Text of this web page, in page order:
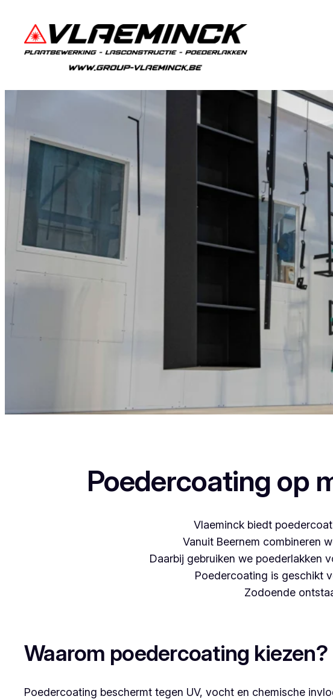
Poedercoating op
Vlaeminck biedt
Vanuit Beernem combineren
Daarbij gebruiken we poederlakken
Poedercoating is geschikt
Zodoende
Waarom poedercoating kiezen?
Poedercoating beschermt tegen UV, vocht en chemische